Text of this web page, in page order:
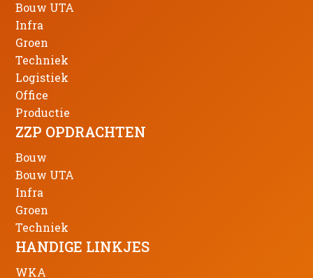
Bouw UTA
Infra
Groen
Techniek
Logistiek
Office
Productie
ZZP OPDRACHTEN
Bouw
Bouw UTA
Infra
Groen
Techniek
HANDIGE LINKJES
WKA